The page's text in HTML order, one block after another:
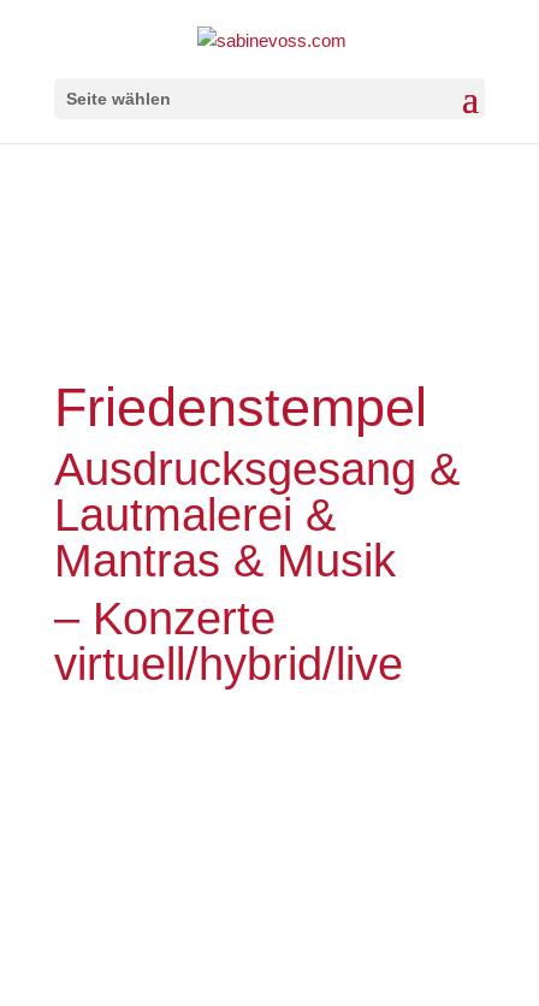
Seite wählen
Friedenstempel
Ausdrucksgesang &
Lautmalerei &
Mantras & Musik
– Konzerte
virtuell/hybrid/live